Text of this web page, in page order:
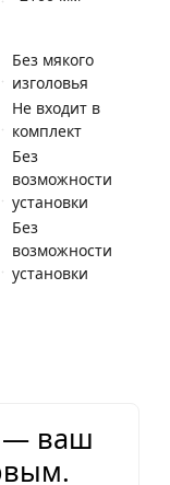
Без мякого
изголовья
Не входит в
комплект
Без
возможности
установки
Без
возможности
установки
— ваш